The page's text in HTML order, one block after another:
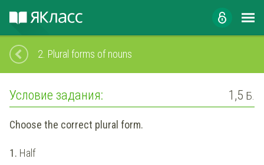
2. Plural forms of nouns
Условие задания: 1,5 Б.
Choose the correct plural form.
1. Half